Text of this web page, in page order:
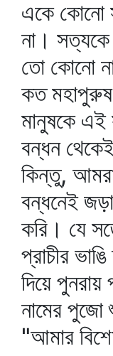
একে কোনো
না। সত্যকে
তো কোনো
কত
মানুষকে এই
বন্ধন
কিন্তু,
বন্ধনেই
করি। যে
প্রাচীর
দিয়ে
নামের পুজো
"আমার